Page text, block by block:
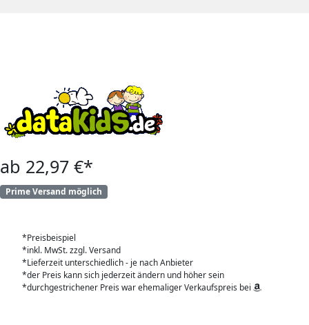
ab 22,97 €*
Prime Versand möglich
*Preisbeispiel
*inkl. MwSt. zzgl. Versand
*Lieferzeit unterschiedlich - je nach Anbieter
*der Preis kann sich jederzeit ändern und höher sein
*durchgestrichener Preis war ehemaliger Verkaufspreis bei